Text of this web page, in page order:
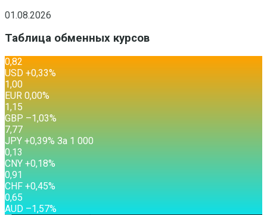
01.08.2026
Таблица обменных курсов
0,82
USD +0,33%
1,00
EUR 0,00%
1,15
GBP –1,03%
7,77
JPY +0,39% За 1 000
0,13
CNY +0,18%
0,91
CHF +0,45%
0,65
AUD –1,57%